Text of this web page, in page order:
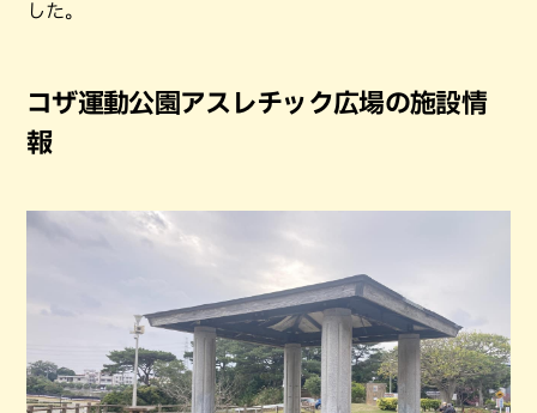
した。
コザ運動公園アスレチック広場の施設情
報